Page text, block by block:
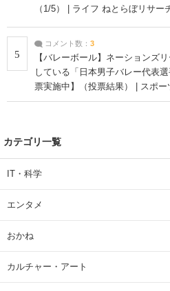
（1/5） | ライフ ねとらぼリサー
5
コメント数： 3
【バレーボール】ネーションズ
している「日本男子バレー代表
票実施中】（投票結果） | スポ
カテゴリ一覧
IT・科学
エンタメ
おかね
カルチャー・アート